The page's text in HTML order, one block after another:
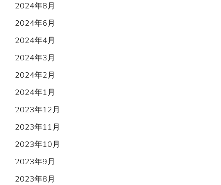
2024年8月
2024年6月
2024年4月
2024年3月
2024年2月
2024年1月
2023年12月
2023年11月
2023年10月
2023年9月
2023年8月